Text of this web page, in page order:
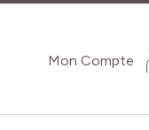
Mon Compte